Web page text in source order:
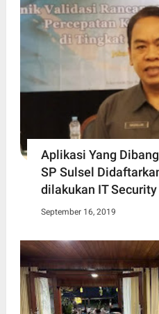
Aplikasi Yang
SP Sulsel
dilakukan IT
September 16, 2019